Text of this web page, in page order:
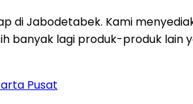
di Jabodetabek. Kami
banyak lagi produk-produk